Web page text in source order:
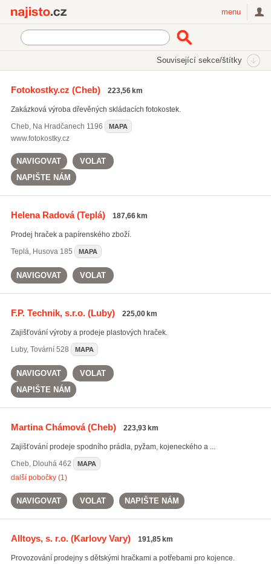
menu
Související sekce/štítky
Fotokostky.cz (Cheb) 223,56 km
Zakázková výroba dřevěných skládacích fotokostek.
Cheb, Na Hradčanech 1196 MAPA
www.fotokostky.cz
NAVIGOVAT
VOLAT
NAPIŠTE NÁM
Helena Radová(Teplá) 187,66 km
Prodej hraček a papírenského zboží.
Teplá, Husova 185 MAPA
NAVIGOVAT VOLAT
F.P. Technik, s.r.o.(Luby) 225,00 km
Zajišťování výroby a prodeje plastových hraček.
Luby, Tovární 528 MAPA
NAVIGOVAT
VOLAT
NAPIŠTE NÁM
Martina Chámová(Cheb) 223,93 km
Zajišťování prodeje spodního prádla, pyžam, kojeneckého a ...
Cheb, Dlouhá 462 MAPA
další pobočky (1)
NAVIGOVAT VOLAT NAPIŠTE NÁM
Alltoys, s. r.o.(Karlovy Vary) 191,85 km
Provozování prodejny s dětskými hračkami a potřebami pro kojence.